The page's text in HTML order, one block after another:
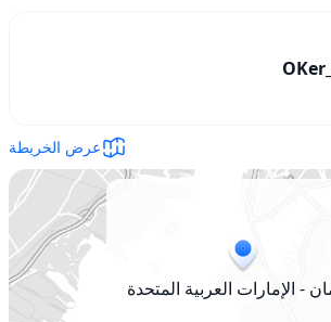
عرض الخريطة
- الإمارات العربية المتحدة